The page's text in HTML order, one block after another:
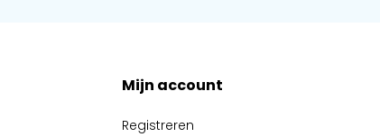
Mijn account
Registreren